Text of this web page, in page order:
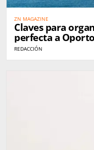
ZN MAGAZINE
Claves para
perfecta a
REDACCIÓN